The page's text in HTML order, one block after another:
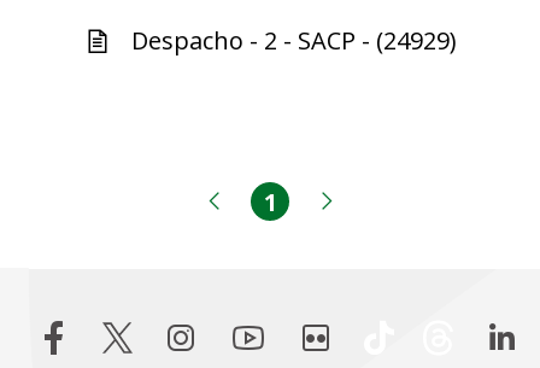
Despacho - 2 - SACP - (24929)
Página anterior
Página
1